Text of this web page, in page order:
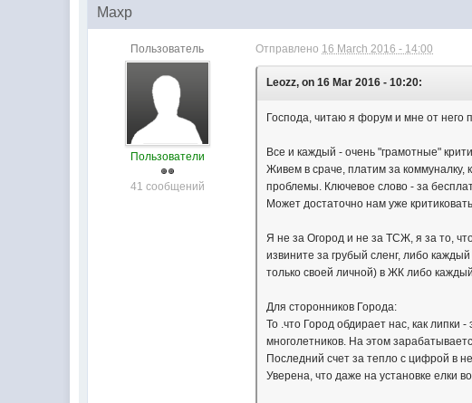
Maxp
Пользователь
Пользователи
41 сообщений
Отправлено 16 March 2016 - 14:00
Leozz, on 16 Mar 2016 - 10:20:
Господа, читаю я форум и мне от него
Все и каждый - очень "грамотные"
Живем в сраче, платим за
проблемы. Ключевое слово - за
Может достаточно нам уже
Я не за Огород и не за ТСЖ, я за то,
извините за грубый сленг, либо
только своей личной) в ЖК либо
Для сторонников Города:
То .что Город обдирает нас, как липки
многолетников. На этом
Последний счет за тепло с цифрой в
Уверена, что даже на установке елки